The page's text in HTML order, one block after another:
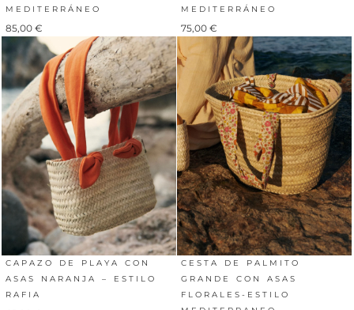
MEDITERRÁNEO
85,00 €
MEDITERRÁNEO
75,00 €
CAPAZO DE PLAYA CON
ASAS NARANJA – ESTILO
RAFIA
CESTA DE PALMITO
GRANDE CON ASAS
FLORALES-ESTILO